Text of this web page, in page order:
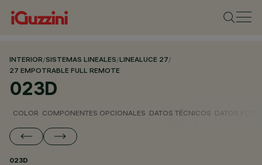
INTERIOR/SISTEMAS LINEALES/LINEALUCE 27/
27 EMPOTRABLE FULL REMOTE
023D
COLOR COMPONENTES OPCIONALES DATOS TÉCNICOS DATOS
023D